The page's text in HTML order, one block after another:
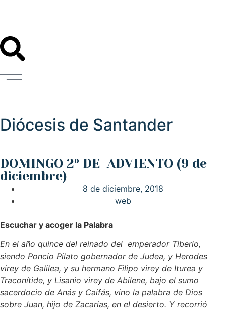
Diócesis de Santander
DOMINGO 2º DE ADVIENTO (9 de
diciembre)
8 de diciembre, 2018
web
Escuchar y acoger la Palabra
En el año quince del reinado del emperador Tiberio,
siendo Poncio Pilato gobernador de Judea, y Herodes
virey de Galilea, y su hermano Filipo virey de Iturea y
Traconítide, y Lisanio virey de Abilene, bajo el sumo
sacerdocio de Anás y Caifás, vino la palabra de Dios
sobre Juan, hijo de Zacarías, en el desierto. Y recorrió